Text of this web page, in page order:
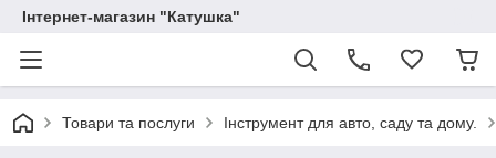
Інтернет-магазин "Катушка"
Товари та послуги Інструмент для авто, саду та дому.